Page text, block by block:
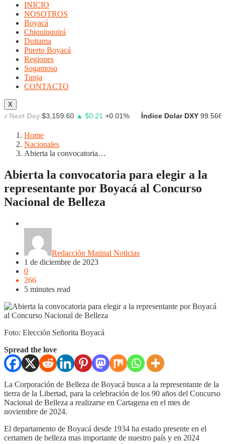
INICIO
NOSOTROS
Boyacá
Chiquinquirá
Duitama
Puerto Boyacá
Regiones
Sogamoso
Tunja
CONTACTO
X
Day $3,159.60 ▲ $0.21 +0.01% Índice Dolar DXY 99.566 ▼ -
Home
Nacionales
Abierta la convocatoria…
Abierta la convocatoria para elegir a la
representante por Boyacá al Concurso
Nacional de Belleza
Redacción Matinal Noticias
1 de diciembre de 2023
0
266
5 minutes read
Foto: Elección Señorita Boyacá
Spread the love
La Corporación de Belleza de Boyacá busca a la representante de la
tierra de la Libertad, para la celebración de los 90 años del Concurso
Nacional de Belleza a realizarse en Cartagena en el mes de
noviembre de 2024.
El departamento de Boyacá desde 1934 ha estado presente en el
certamen de belleza mas importante de nuestro país y en 2024